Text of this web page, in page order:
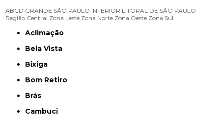
ABCD GRANDE SÃO PAULO INTERIOR LITORAL DE SÃO PAULO
Região Central Zona Leste Zona Norte Zona Oeste Zona Sul
Aclimação
Bela Vista
Bixiga
Bom Retiro
Brás
Cambuci